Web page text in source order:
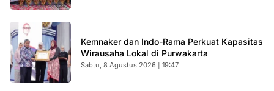
Kemnaker dan Indo-Rama Perkuat Kapasitas
Wirausaha Lokal di Purwakarta
Sabtu, 8 Agustus 2026 | 19:47